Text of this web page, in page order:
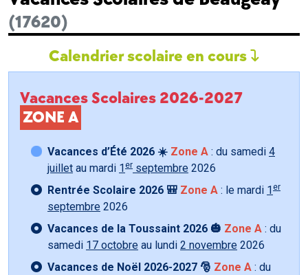
(17620)
Calendrier scolaire en cours
Vacances Scolaires 2026-2027
ZONE A
Vacances d’Été 2026 ☀️ Zone A : du samedi 4
juillet au mardi 1 er septembre 2026
Rentrée Scolaire 2026 🎒 Zone A : le mardi 1 er
septembre 2026
Vacances de la Toussaint 2026 🎃 Zone A : du
samedi 17 octobre au lundi 2 novembre 2026
Vacances de Noël 2026-2027 🎅 Zone A : du